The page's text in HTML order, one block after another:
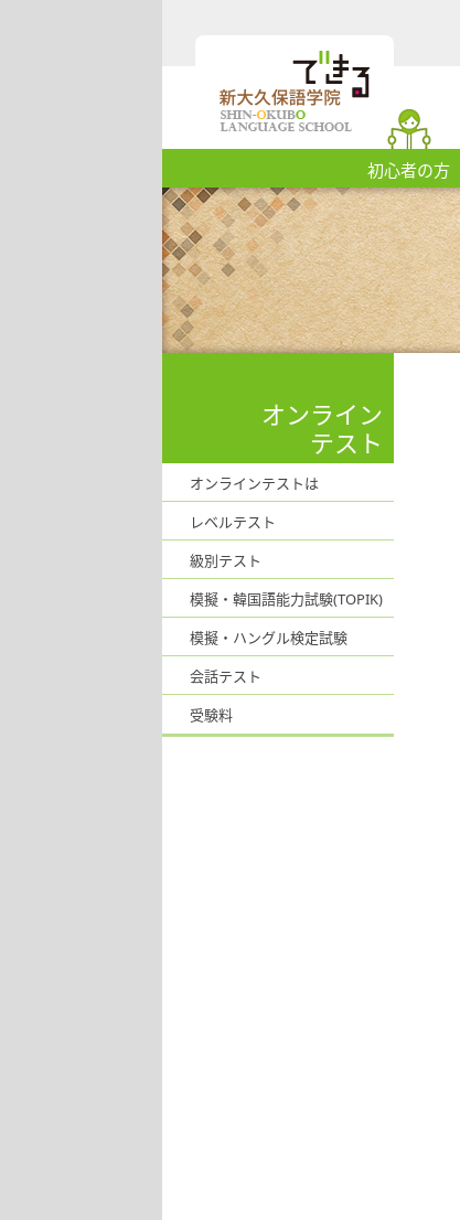
初心者の方
オンライン
テスト
オンラインテストは
レベルテスト
級別テスト
模擬・韓国語能力試験(TOPIK)
模擬・ハングル検定試験
会話テスト
受験料